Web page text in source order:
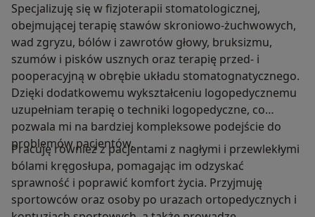
Specjalizuję się w fizjoterapii stomatologicznej,
obejmującej terapię stawów skroniowo-żuchwowych,
wad zgryzu, bólów i zawrotów głowy, bruksizmu,
szumów i pisków usznych oraz terapię przed- i
pooperacyjną w obrębie układu stomatognatycznego.
Dzięki dodatkowemu wykształceniu logopedycznemu
uzupełniam terapię o techniki logopedyczne, co
pozwala mi na bardziej kompleksowe podejście do
problemów pacjentów.
Pracuję również z pacjentami z nagłymi i przewlekłymi
bólami kręgosłupa, pomagając im odzyskać
sprawność i poprawić komfort życia. Przyjmuję
sportowców oraz osoby po urazach ortopedycznych i